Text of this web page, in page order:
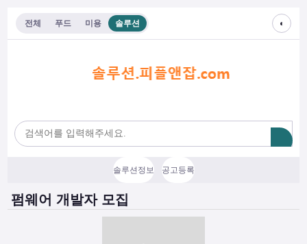
전체 푸드 미용 솔루션 ◐
솔루션정보 공고등록
펌웨어 개발자 모집